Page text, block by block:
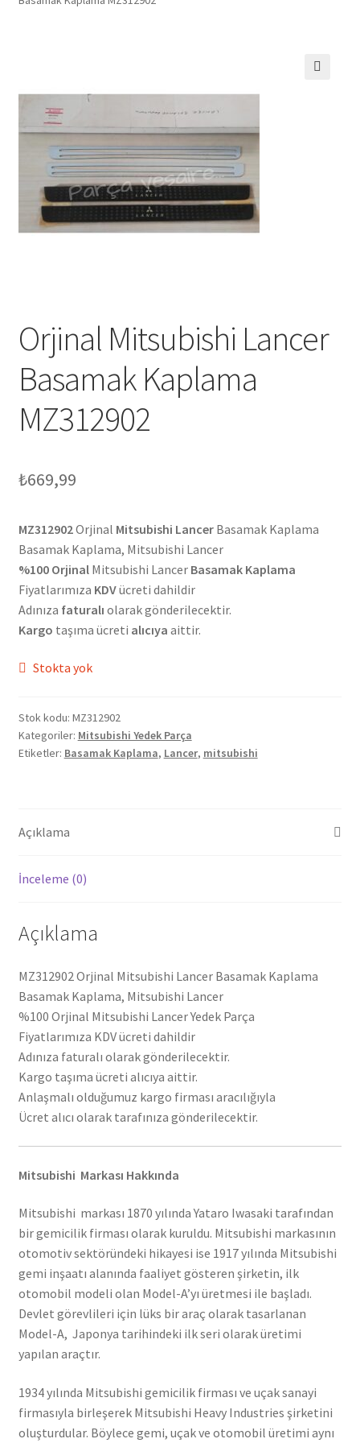
Orjinal Mitsubishi Lancer
Basamak Kaplama
MZ312902
₺669,99
MZ312902Orjinal Mitsubishi LancerBasamak Kaplama
Basamak Kaplama, Mitsubishi Lancer
%100 OrjinalMitsubishi Lancer Basamak Kaplama
Fiyatlarımıza KDVücreti dahildir
Adınıza faturalı olarak gönderilecektir.
Kargo taşıma ücreti alıcıya aittir.
Stokta yok
Stok kodu: MZ312902
Kategoriler: Mitsubishi Yedek Parça
Etiketler: Basamak Kaplama, Lancer, mitsubishi
Açıklama
İnceleme (0)
Açıklama
MZ312902 Orjinal Mitsubishi Lancer Basamak Kaplama
Basamak Kaplama, Mitsubishi Lancer
%100 Orjinal Mitsubishi Lancer Yedek Parça
Fiyatlarımıza KDV ücreti dahildir
Adınıza faturalı olarak gönderilecektir.
Kargo taşıma ücreti alıcıya aittir.
Anlaşmalı olduğumuz kargo firması aracılığıyla
Ücret alıcı olarak tarafınıza gönderilecektir.
Mitsubishi Markası Hakkında
Mitsubishi markası 1870 yılında Yataro Iwasaki tarafından
bir gemicilik firması olarak kuruldu. Mitsubishi markasının
otomotiv sektöründeki hikayesi ise 1917 yılında Mitsubishi
gemi inşaatı alanında faaliyet gösteren şirketin, ilk
otomobil modeli olan Model-A’yı üretmesi ile başladı.
Devlet görevlileri için lüks bir araç olarak tasarlanan
Model-A, Japonya tarihindeki ilk seri olarak üretimi
yapılan araçtır.
1934 yılında Mitsubishi gemicilik firması ve uçak sanayi
firmasıyla birleşerek Mitsubishi Heavy Industries şirketini
oluşturdular. Böylece gemi, uçak ve otomobil üretimi aynı